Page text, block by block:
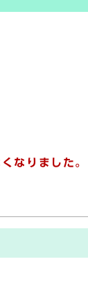
なりました。